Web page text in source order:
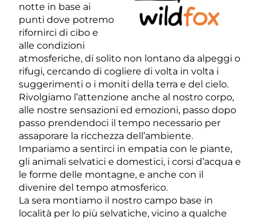
notte in base ai
punti dove potremo
rifornirci di cibo e
alle condizioni
atmosferiche, di solito non lontano da alpeggi o
rifugi, cercando di cogliere di volta in volta i
suggerimenti o i moniti della terra e del cielo.
Rivolgiamo l’attenzione anche al nostro corpo,
alle nostre sensazioni ed emozioni, passo dopo
passo prendendoci il tempo necessario per
assaporare la ricchezza dell’ambiente.
Impariamo a sentirci in empatia con le piante,
gli animali selvatici e domestici, i corsi d’acqua e
le forme delle montagne, e anche con il
divenire del tempo atmosferico.
La sera montiamo il nostro campo base in
località per lo più selvatiche, vicino a qualche